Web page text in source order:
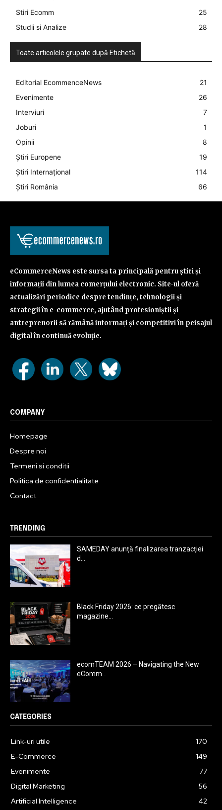
Stiri Ecomm
25
Studii si Analize
28
Toate articolele grupate după Etichetă
Editorial EcommenceNews
21
Evenimente
26
Interviuri
7
Joburi
1
Opinii
8
Știri Europene
19
Știri Internațional
114
Știri România
66
eCommerceNews este sursa ta principală pentru știri și
informații din lumea comerțului electronic. Site-ul oferă
actualizări periodice despre tendințe, tehnologii și
strategii în e-commerce, ajutând profesioniștii și
antreprenorii să rămână informați și competitivi în peisajul
digital în continuă evoluție.
COMPANY
Homepage
Despre noi
Termeni si conditii
Politica de confidentialitate
Contact
TRENDING
SAMEDAY anunță finalizarea tranzacției
d...
Black Friday 2026: ce pregătesc
magazine...
ecomTEAM 2026 – Navigating the New
eComm...
CATEGORIES
Link-uri utile
170
E-Commerce
149
Evenimente
77
Digital Marketing
56
Artificial Intelligence
42